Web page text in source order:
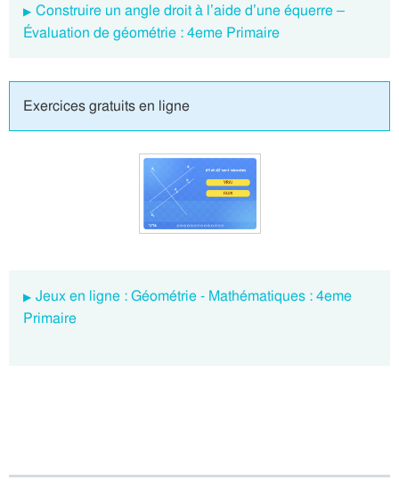
Construire un angle droit à l’aide d’une équerre –
Évaluation de géométrie : 4eme Primaire
Exercices gratuits en ligne
Jeux en ligne : Géométrie - Mathématiques : 4eme
Primaire